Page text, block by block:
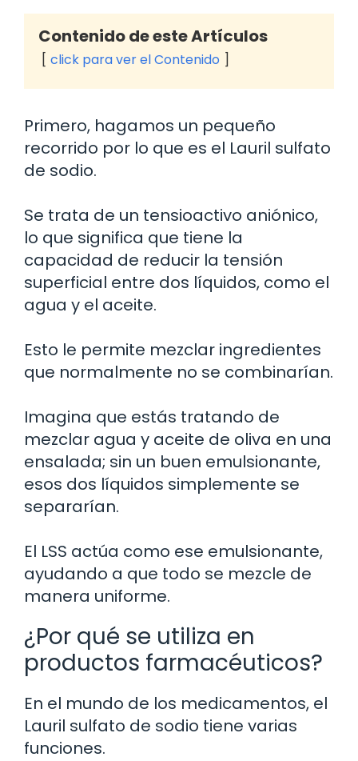
Contenido de este Artículos
click para ver el Contenido
Primero, hagamos un pequeño
recorrido por lo que es el Lauril sulfato
de sodio.
Se trata de un tensioactivo aniónico,
lo que significa que tiene la
capacidad de reducir la tensión
superficial entre dos líquidos, como el
agua y el aceite.
Esto le permite mezclar ingredientes
que normalmente no se combinarían.
Imagina que estás tratando de
mezclar agua y aceite de oliva en una
ensalada; sin un buen emulsionante,
esos dos líquidos simplemente se
separarían.
El LSS actúa como ese emulsionante,
ayudando a que todo se mezcle de
manera uniforme.
¿Por qué se utiliza en
productos farmacéuticos?
En el mundo de los medicamentos, el
Lauril sulfato de sodio tiene varias
funciones.